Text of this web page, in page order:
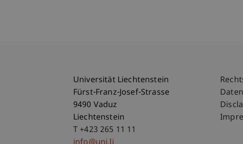
Universität Liechtenstein
Fürst-Franz-Josef-Strasse
9490 Vaduz
Liechtenstein
T +423 265 11 11